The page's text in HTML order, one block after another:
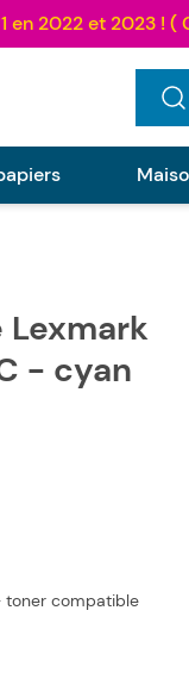
- cyan
toner compatible